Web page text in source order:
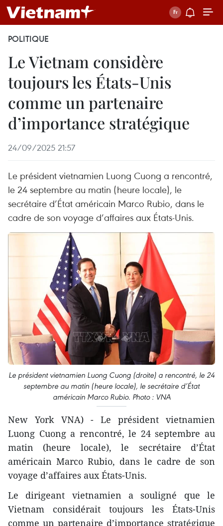
POLITIQUE
Le Vietnam considère
toujours les États-Unis
comme un partenaire
d’importance stratégique
24/09/2025 21:57
Le président vietnamien Luong Cuong a rencontré,
le 24 septembre au matin (heure locale), le
secrétaire d’État américain Marco Rubio, dans le
cadre de son voyage d’affaires aux États-Unis.
Le président vietnamien Luong Cuong (droite) a rencontré, le 24
septembre au matin (heure locale), le secrétaire d’État
américain Marco Rubio. Photo : VNA
New York VNA) - Le président vietnamien
Luong Cuong a rencontré, le 24 septembre au
matin (heure locale), le secrétaire d’État
américain Marco Rubio, dans le cadre de son
voyage d’affaires aux États-Unis.
Le dirigeant vietnamien a souligné que le
Vietnam considérait toujours les États-Unis
comme un partenaire d’importance stratégique